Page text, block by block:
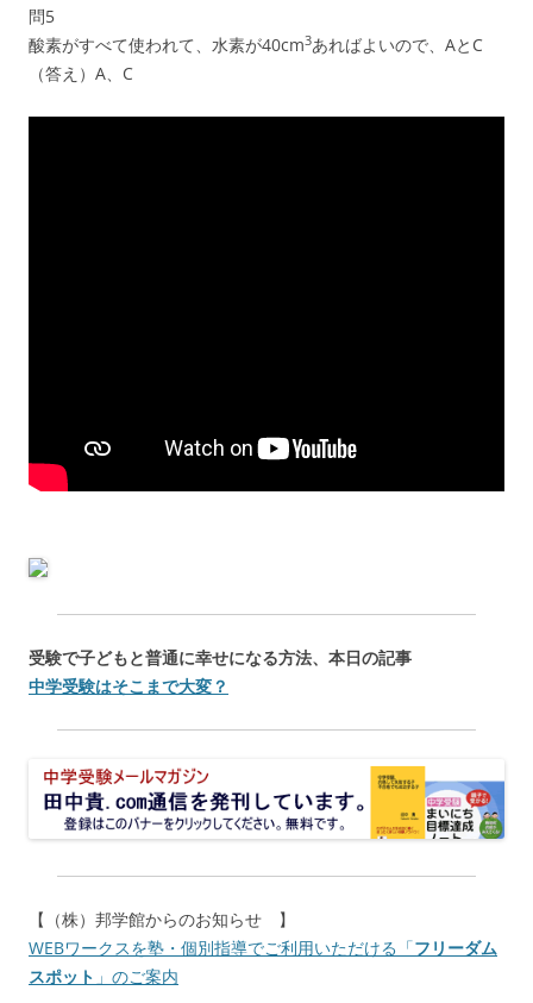
問5
酸素がすべて使われて、水素が40cm3あればよいので、AとC
（答え）A、C
受験で子どもと普通に幸せになる方法、本日の記事
中学受験はそこまで大変？
【（株）邦学館からのお知らせ 】
WEBワークスを塾・個別指導でご利用いただける「フリーダム
スポット 」のご案内